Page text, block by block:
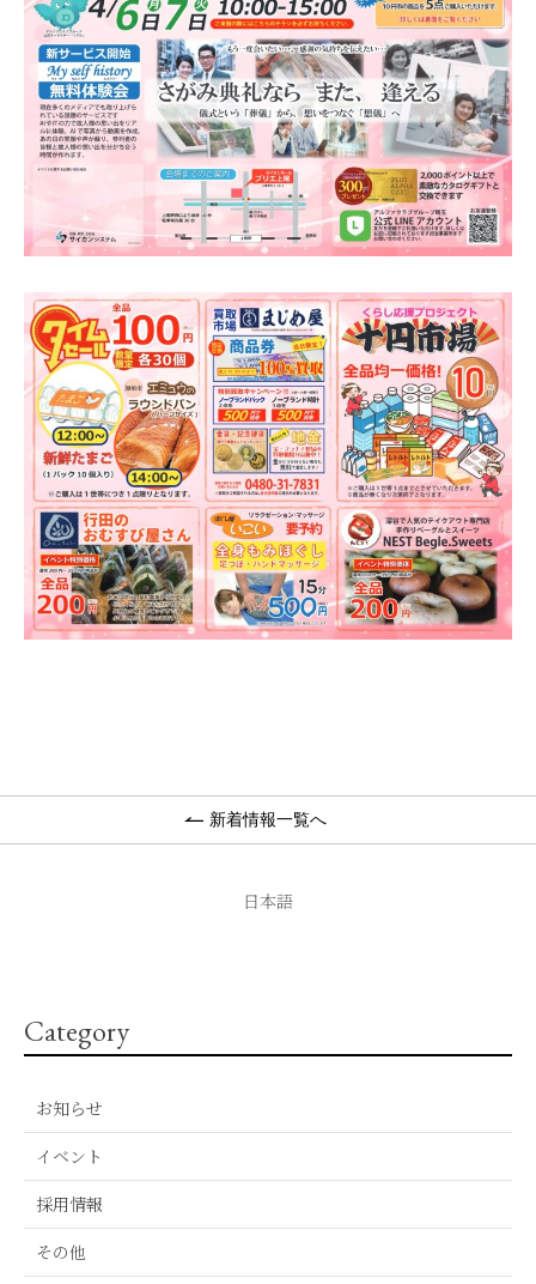
新着情報一覧へ
日本語
Category
お知らせ
イベント
採用情報
その他